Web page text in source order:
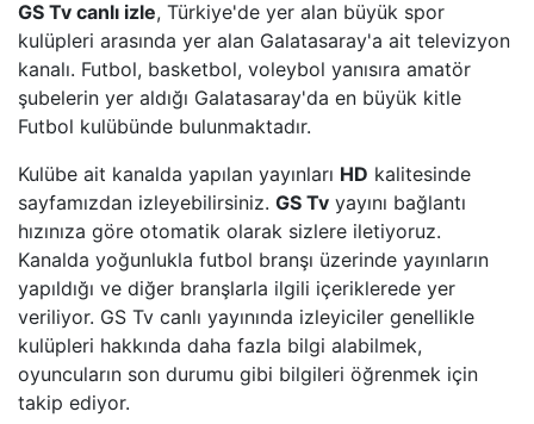
BEYAZ TV
SHOW TV
A2 TV
TEVE2
TV8,5
SöZCü TV
NTV
GS Tv canlı izle, Türkiye'de yer alan büyük spor
kulüpleri arasında yer alan Galatasaray'a ait televizyon
kanalı. Futbol, basketbol, voleybol yanısıra amatör
şubelerin yer aldığı Galatasaray'da en büyük kitle
Futbol kulübünde bulunmaktadır.
Kulübe ait kanalda yapılan yayınları HD kalitesinde
sayfamızdan izleyebilirsiniz. GS Tv yayını bağlantı
hızınıza göre otomatik olarak sizlere iletiyoruz.
Kanalda yoğunlukla futbol branşı üzerinde yayınların
yapıldığı ve diğer branşlarla ilgili içeriklerede yer
veriliyor. GS Tv canlı yayınında izleyiciler genellikle
kulüpleri hakkında daha fazla bilgi alabilmek,
oyuncuların son durumu gibi bilgileri öğrenmek için
takip ediyor.